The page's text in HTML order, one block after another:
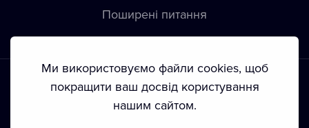
Пoширені питання
Ми використовуємо файли cookies, щоб
покращити ваш досвід користування
нашим сайтом.